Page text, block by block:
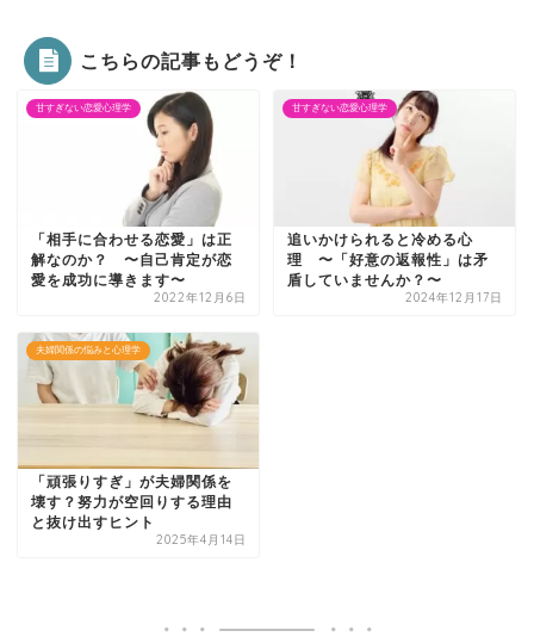
こちらの記事もどうぞ！
甘すぎない恋愛心理学
「相手に合わせる恋愛」は正
解なのか？ 〜自己肯定が恋
愛を成功に導きます〜
2022年12月6日
甘すぎない恋愛心理学
追いかけられると冷める心
理 〜「好意の返報性」は矛
盾していませんか？〜
2024年12月17日
夫婦関係の悩みと心理学
「頑張りすぎ」が夫婦関係を
壊す？努力が空回りする理由
と抜け出すヒント
2025年4月14日